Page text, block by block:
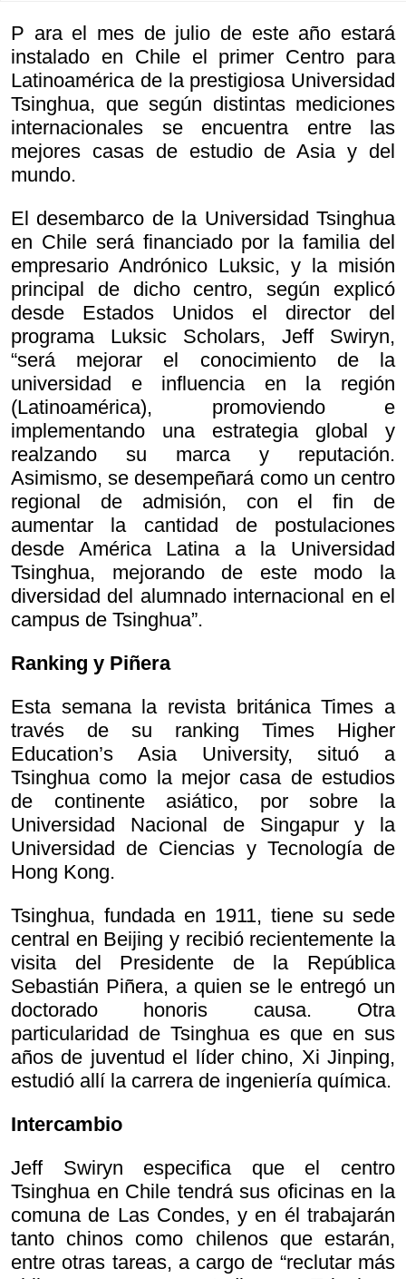
P ara el mes de julio de este año estará
instalado en Chile el primer Centro para
Latinoamérica de la prestigiosa Universidad
Tsinghua, que según distintas mediciones
internacionales se encuentra entre las
mejores casas de estudio de Asia y del
mundo.
El desembarco de la Universidad Tsinghua
en Chile será financiado por la familia del
empresario Andrónico Luksic, y la misión
principal de dicho centro, según explicó
desde Estados Unidos el director del
programa Luksic Scholars, Jeff Swiryn,
“será mejorar el conocimiento de la
universidad e influencia en la región
(Latinoamérica), promoviendo e
implementando una estrategia global y
realzando su marca y reputación.
Asimismo, se desempeñará como un centro
regional de admisión, con el fin de
aumentar la cantidad de postulaciones
desde América Latina a la Universidad
Tsinghua, mejorando de este modo la
diversidad del alumnado internacional en el
campus de Tsinghua”.
Ranking y Piñera
Esta semana la revista británica Times a
través de su ranking Times Higher
Education’s Asia University, situó a
Tsinghua como la mejor casa de estudios
de continente asiático, por sobre la
Universidad Nacional de Singapur y la
Universidad de Ciencias y Tecnología de
Hong Kong.
Tsinghua, fundada en 1911, tiene su sede
central en Beijing y recibió recientemente la
visita del Presidente de la República
Sebastián Piñera, a quien se le entregó un
doctorado honoris causa. Otra
particularidad de Tsinghua es que en sus
años de juventud el líder chino, Xi Jinping,
estudió allí la carrera de ingeniería química.
Intercambio
Jeff Swiryn especifica que el centro
Tsinghua en Chile tendrá sus oficinas en la
comuna de Las Condes, y en él trabajarán
tanto chinos como chilenos que estarán,
entre otras tareas, a cargo de “reclutar más